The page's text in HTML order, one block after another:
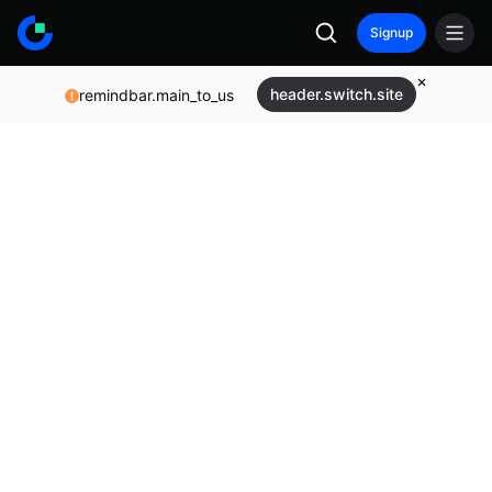
Signup
remindbar.main_to_us header.switch.site